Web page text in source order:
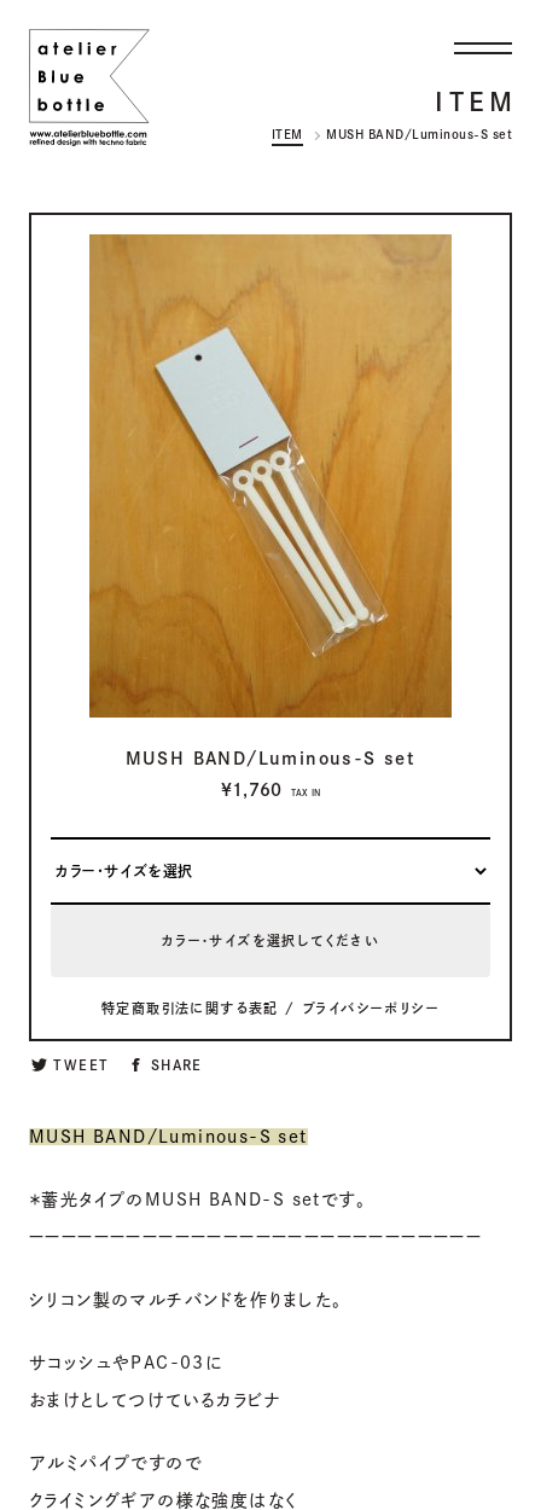
ITEM
ITEM MUSH BAND/Luminous-S set
TWEET SHARE
MUSH BAND/Luminous-S set
¥1,760
TAX IN
カラー・サイズを選択してください
特定商取引法に関する表記 / プライバシーポリシー
MUSH BAND/Luminous-S set
＊蓄光タイプのMUSH BAND-S setです。
ーーーーーーーーーーーーーーーーーーーーーーーーーーーー
シリコン製のマルチバンドを作りました。
サコッシュやPAC-03に
おまけとしてつけているカラビナ
アルミパイプですので
クライミングギアの様な強度はなく